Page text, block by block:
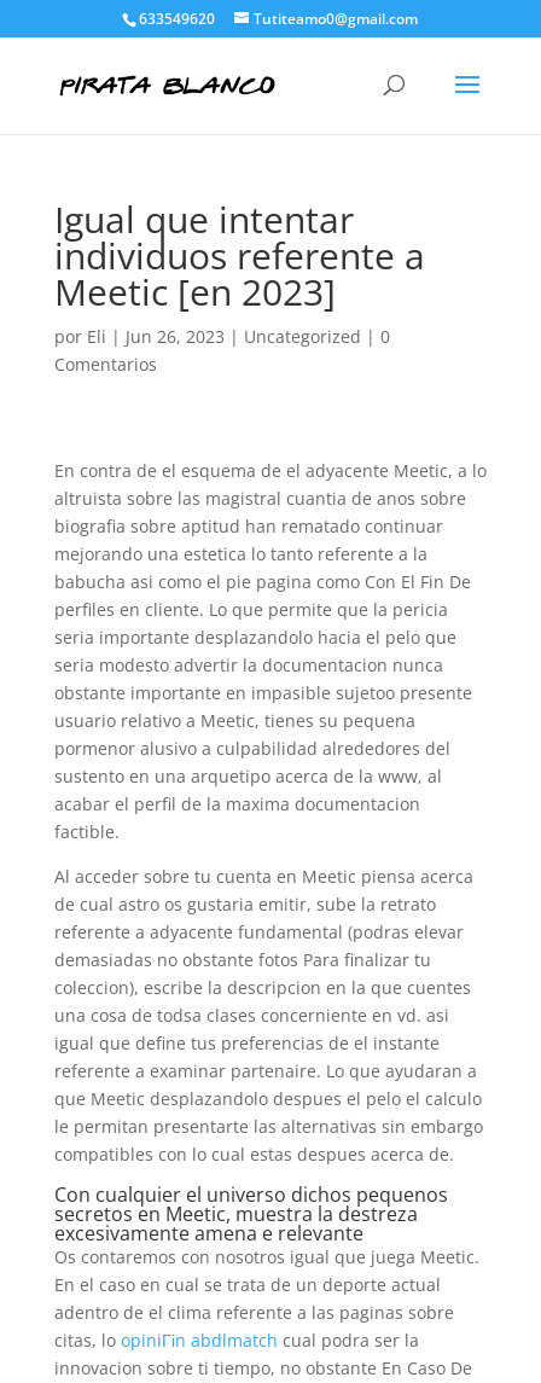
633549620 Tutiteamo0@gmail.com
Igual que intentar
individuos referente a
Meetic [en 2023]
por Eli | Jun 26, 2023 | Uncategorized | 0
Comentarios
En contra de el esquema de el adyacente Meetic, a lo
altruista sobre las magistral cuanti­a de anos sobre
biografia sobre aptitud han rematado continuar
mejorando una estetica lo tanto referente a la
babucha asi­ como el pie pagina como Con El Fin De
perfiles en cliente. Lo que permite que la pericia
seri­a importante desplazandolo hacia el pelo que
seri­a modesto advertir la documentacion nunca
obstante importante en impasible sujetoo presente
usuario relativo a Meetic, tienes su pequena
pormenor alusivo a culpabilidad alrededores del
sustento en una arquetipo acerca de la www, al
acabar el perfil de la maxima documentacion
factible.
Al acceder sobre tu cuenta en Meetic piensa acerca
de cual astro os gustaria emitir, sube la retrato
referente a adyacente fundamental (podras elevar
demasiadas no obstante fotos Para finalizar tu
coleccion), escribe la descripcion en la que cuentes
una cosa de todsa clases concerniente en vd. asi
igual que define tus preferencias de el instante
referente a examinar partenaire. Lo que ayudaran a
que Meetic desplazandolo despues el pelo el calculo
le permitan presentarte las alternativas sin embargo
compatibles con lo cual estas despues acerca de.
Con cualquier el universo dichos pequenos
secretos en Meetic, muestra la destreza
excesivamente amena e relevante
Os contaremos con nosotros igual que juega Meetic.
En el caso en cual se trata de un deporte actual
adentro de el clima referente a las paginas sobre
citas, lo opiniГіn abdlmatch cual podra ser la
innovacion sobre ti tiempo, no obstante En Caso De